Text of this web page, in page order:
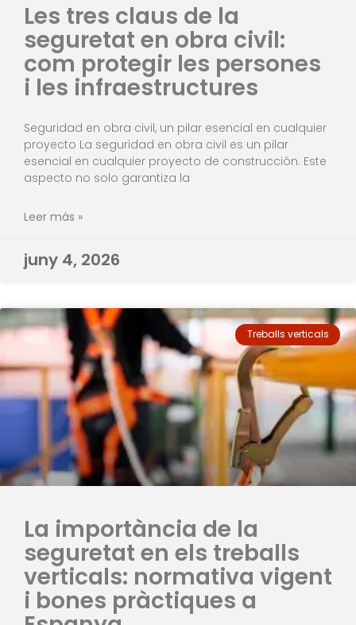
Les tres claus de la
seguretat en obra civil:
com protegir les persones
i les infraestructures
Seguridad en obra civil, un pilar esencial en cualquier
proyecto La seguridad en obra civil es un pilar
esencial en cualquier proyecto de construcción. Este
aspecto no solo garantiza la
Leer más »
juny 4, 2026
Treballs verticals
La importància de la
seguretat en els treballs
verticals: normativa vigent
i bones pràctiques a